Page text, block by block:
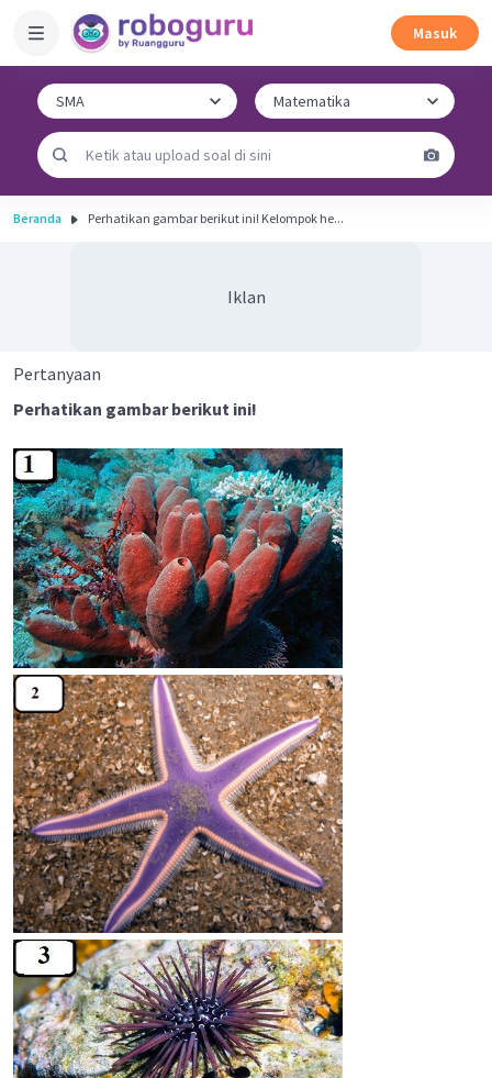
Masuk
Beranda Perhatikan gambar berikut ini! Kelompok he...
Iklan
Pertanyaan
Perhatikan gambar berikut ini!